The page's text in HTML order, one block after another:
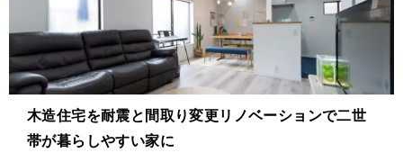
木造住宅を耐震と間取り変更リノベーションで二世
帯が暮らしやすい家に